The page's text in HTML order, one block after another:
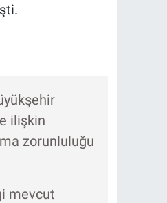
ilişkin
zorunluluğu
mevcut